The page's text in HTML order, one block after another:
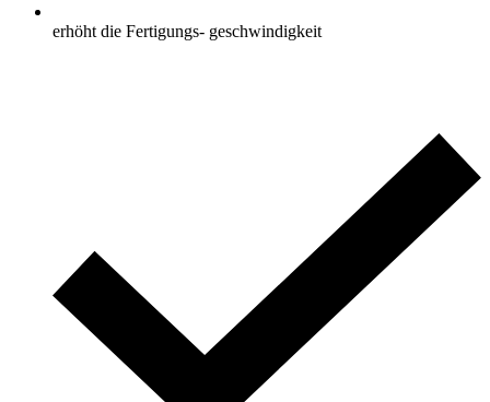
erhöht die Fertigungs- geschwindigkeit